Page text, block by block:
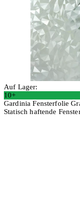
Auf Lager:
10+
Gardinia Fensterfolie
Statisch haftende